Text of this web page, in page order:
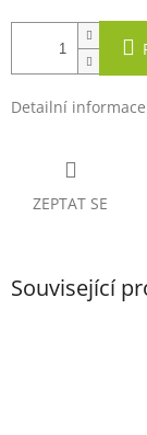
Detailní informace
ZEPTAT SE
Související